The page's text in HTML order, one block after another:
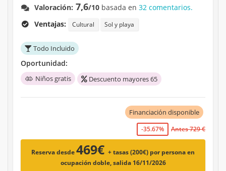
Valoración: 7,6/10 basada en32 comentarios.
Ventajas:
Cultural Sol y playa
Todo Incluido
Oportunidad:
Niños gratis Descuento mayores 65
Financiación disponible
-35.67% Antes 729 €
Reserva desde469€ + tasas (200€) por persona en
ocupación doble, salida 16/11/2026